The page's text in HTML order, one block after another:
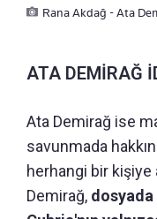
Rana Akdağ - Ata
ATA DEMİRAĞ
Ata Demirağ ise
savunmada
herhangi bir
Demirağ, dosyada